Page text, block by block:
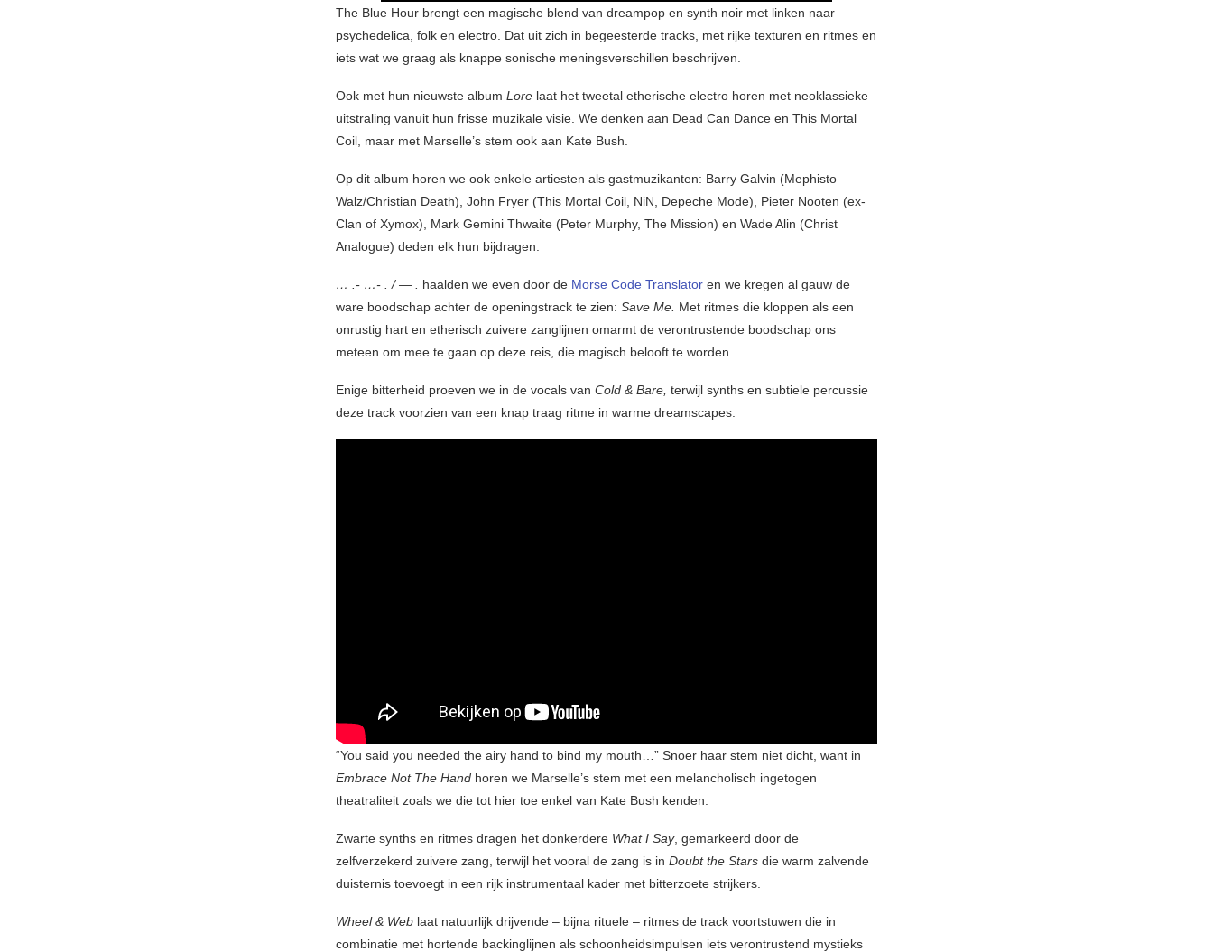
The Blue Hour brengt een magische blend van dreampop en synth noir met linken naar
psychedelica, folk en electro. Dat uit zich in begeesterde tracks, met rijke texturen en ritmes en
iets wat we graag als knappe sonische meningsverschillen beschrijven.
Ook met hun nieuwste album Lore laat het tweetal etherische electro horen met neoklassieke
uitstraling vanuit hun frisse muzikale visie. We denken aan Dead Can Dance en This Mortal
Coil, maar met Marselle’s stem ook aan Kate Bush.
Op dit album horen we ook enkele artiesten als gastmuzikanten: Barry Galvin (Mephisto
Walz/Christian Death), John Fryer (This Mortal Coil, NiN, Depeche Mode), Pieter Nooten (ex-
Clan of Xymox), Mark Gemini Thwaite (Peter Murphy, The Mission) en Wade Alin (Christ
Analogue) deden elk hun bijdragen.
… .- …- . / — . haalden we even door de Morse Code Translator en we kregen al gauw de
ware boodschap achter de openingstrack te zien: Save Me. Met ritmes die kloppen als een
onrustig hart en etherisch zuivere zanglijnen omarmt de verontrustende boodschap ons
meteen om mee te gaan op deze reis, die magisch belooft te worden.
Enige bitterheid proeven we in de vocals van Cold & Bare, terwijl synths en subtiele percussie
deze track voorzien van een knap traag ritme in warme dreamscapes.
“You said you needed the airy hand to bind my mouth…” Snoer haar stem niet dicht, want in
Embrace Not The Hand horen we Marselle’s stem met een melancholisch ingetogen
theatraliteit zoals we die tot hier toe enkel van Kate Bush kenden.
Zwarte synths en ritmes dragen het donkerdere What I Say, gemarkeerd door de
zelfverzekerd zuivere zang, terwijl het vooral de zang is in Doubt the Stars die warm zalvende
duisternis toevoegt in een rijk instrumentaal kader met bitterzoete strijkers.
Wheel & Web laat natuurlijk drijvende – bijna rituele – ritmes de track voortstuwen die in
combinatie met hortende backinglijnen als schoonheidsimpulsen iets verontrustend mystieks